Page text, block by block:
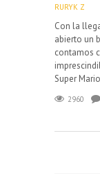
RURYK Z
Con la
abierto un
contamos
Super
2960